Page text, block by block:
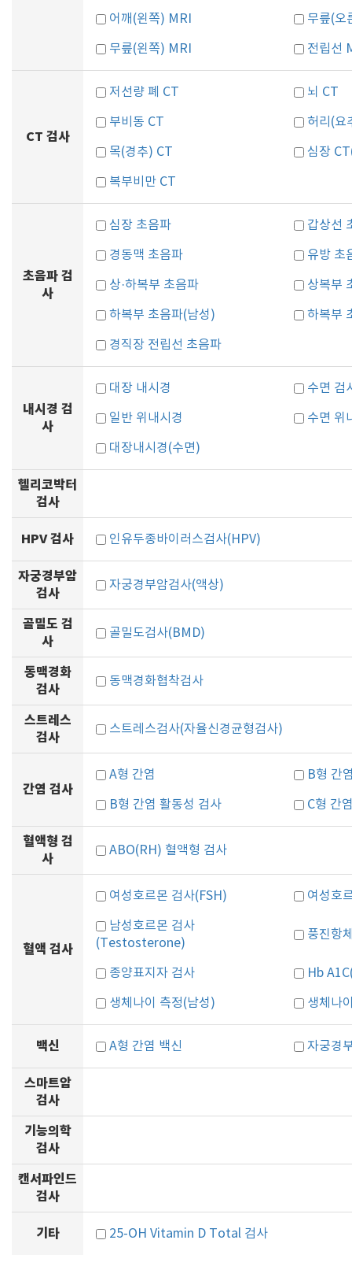
어깨(왼쪽) MRI 무릎(오
무릎(왼쪽) MRI 전립선
CT 검사
저선량 폐 CT 뇌 CT
부비동 CT 허리(요
목(경추) CT 심장
복부비만 CT
초음파 검
사
심장 초음파 갑상선
경동맥 초음파 유방 초
상·하복부 초음파 상복부
하복부 초음파(남성) 하복부
경직장 전립선 초음파
내시경 검
사
대장 내시경 수면 검
일반 위내시경 수면 위
대장내시경(수면)
헬리코박터
검사
HPV 검사 인유두종바이러스검사(HPV)
자궁경부암
검사
자궁경부암검사(액상)
골밀도 검
사
골밀도검사(BMD)
동맥경화
검사
동맥경화협착검사
스트레스
검사
스트레스검사(자율신경균형검사)
간염 검사
A형 간염 B형 간
B형 간염 활동성 검사 C형 간
혈액형 검
사
ABO(RH) 혈액형 검사
혈액 검사
여성호르몬 검사(FSH) 여성호
남성호르몬 검사
(Testosterone)
풍진항
종양표지자 검사 Hb
생체나이 측정(남성) 생체나
백신 A형 간염 백신 자궁경
스마트암
검사
기능의학
검사
캔서파인드
검사
기타 25-OH Vitamin D Total 검사